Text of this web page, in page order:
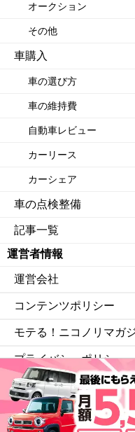
オークション
その他
車購入
車の選び方
車の維持費
自動車レビュー
カーリース
カーシェア
車の点検整備
記事一覧
運営者情報
運営会社
コンテンツポリシー
モテる！ニコノリマガ
プライバシーポリシー
サイトマップ
私たちは「ニコニコレ